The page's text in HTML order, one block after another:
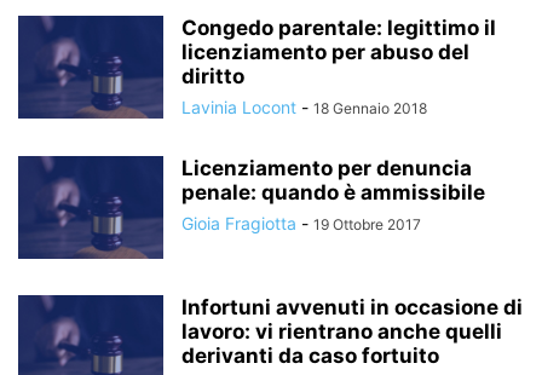
Congedo parentale: legittimo il
licenziamento per abuso del
diritto
Lavinia Locont - 18 Gennaio 2018
Licenziamento per denuncia
penale: quando è ammissibile
Gioia Fragiotta - 19 Ottobre 2017
Infortuni avvenuti in occasione di
lavoro: vi rientrano anche quelli
derivanti da caso fortuito